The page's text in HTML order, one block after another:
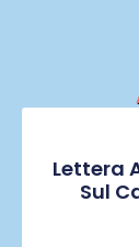
Lettera
Sul